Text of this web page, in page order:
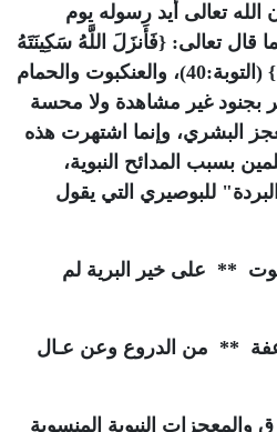
تعالى أيد رسوله يوم
قال تعالى: {فَأَنزَلَ اللَّهُ سَكِينَتَهُ
عَلَيْهِ وَأَيَّدَهُ بِجُنُودٍ لَّمْ تَرَوْهَا} (التوبة:40)، والعنكبوت والحمام
بجنود غير مشاهدة ولا محسة
البشري، وإنما اشتهرت هذه
بسبب المدائح النبوية،
للبوصيري التي يقول
** على خير البرية لم
** من الدروع وعن عـال
والمعجزات النبوية المنسوبة